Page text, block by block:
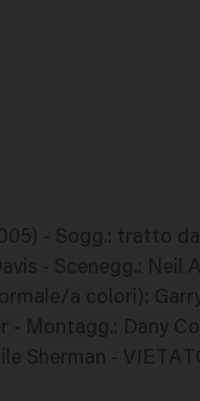
- Sogg.: tratto
- Scenegg.: Neil
a colori):
- Montagg.: Dany
Sherman -